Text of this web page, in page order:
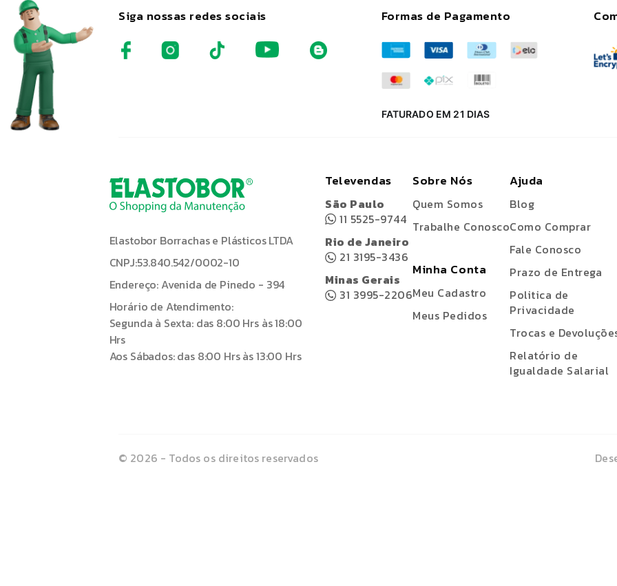
Siga nossas redes sociais Formas de Pagamento
FATURADO EM 21 DIAS
Elastobor Borrachas e Plásticos LTDA
CNPJ:53.840.542/0002-10
Endereço: Avenida de Pinedo - 394
Horário de Atendimento:
Segunda à Sexta: das 8:00 Hrs às 18:00
Hrs
Aos Sábados: das 8:00 Hrs às 13:00 Hrs
Televendas
São Paulo
11 5525-9744
Rio de Janeiro
21 3195-3436
Minas Gerais
31 3995-2206
Sobre Nós
Quem Somos
Trabalhe Conosco
Minha Conta
Meu Cadastro
Meus Pedidos
Ajuda
Blog
Como Comprar
Fale Conosco
Prazo de Entrega
Politica de
Privacidade
Trocas e
Relatório de
Igualdade Salarial
© 2026 - Todos os direitos reservados